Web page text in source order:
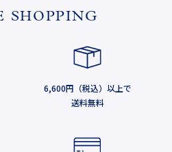
SHOPPING
6,600円（税込）以上で
送料無料